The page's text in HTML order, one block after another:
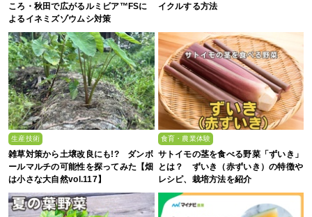
ころ・秋田で広がるルミビア™FSに
よるイネミズゾウムシ対策
イクルする方法
生産技術
雑草対策から土壌改良にも!? ダンボ
ールマルチの可能性を探ってみた【畑
は小さな大自然vol.117】
食育・農業体験
サトイモの茎を食べる野菜「ずいき」
とは？ ずいき（赤ずいき）の特徴や
レシピ、栽培方法を紹介